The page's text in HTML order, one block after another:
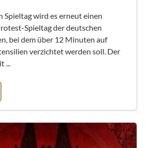
Spieltag wird es erneut einen
Spieltag der deutschen
bei dem über 12 Minuten auf
verzichtet werden soll. Der
...